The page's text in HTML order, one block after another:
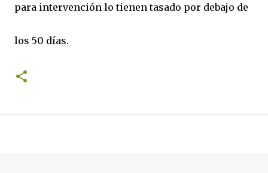
para intervención lo tienen tasado por debajo de
los 50 días.